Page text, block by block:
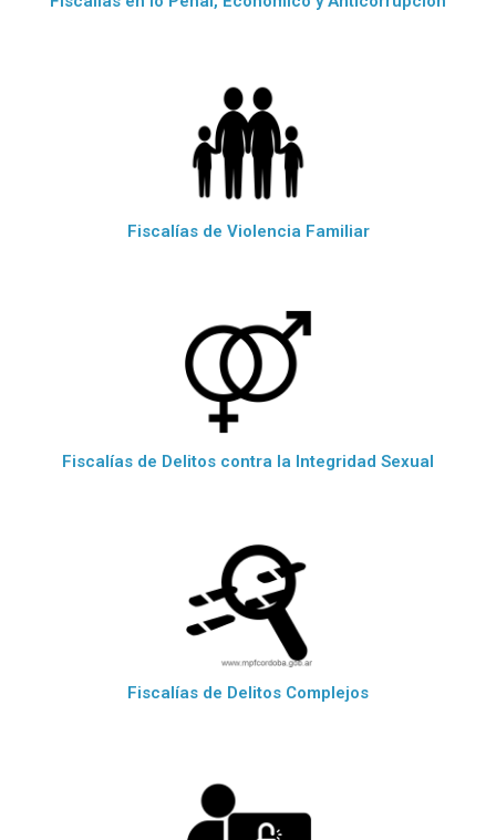
Fiscalías de Violencia Familiar
Fiscalías de Delitos contra la Integridad Sexual
Fiscalías de Delitos Complejos